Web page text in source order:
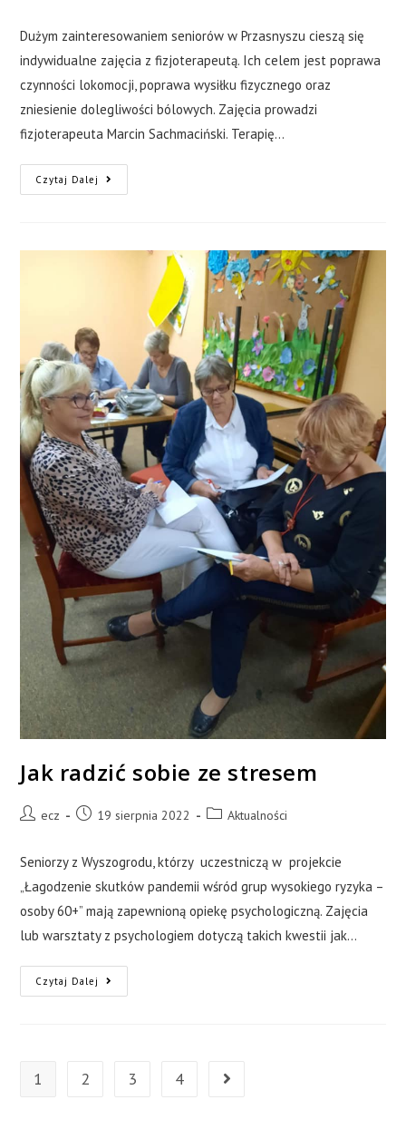
Dużym zainteresowaniem seniorów w Przasnyszu cieszą się
indywidualne zajęcia z fizjoterapeutą. Ich celem jest poprawa
czynności lokomocji, poprawa wysiłku fizycznego oraz
zniesienie dolegliwości bólowych. Zajęcia prowadzi
fizjoterapeuta Marcin Sachmaciński. Terapię…
Czytaj Dalej
Jak radzić sobie ze stresem
ecz 19 sierpnia 2022 Aktualności
Seniorzy z Wyszogrodu, którzy uczestniczą w projekcie
„Łagodzenie skutków pandemii wśród grup wysokiego ryzyka –
osoby 60+” mają zapewnioną opiekę psychologiczną. Zajęcia
lub warsztaty z psychologiem dotyczą takich kwestii jak…
Czytaj Dalej
1 2 3 4